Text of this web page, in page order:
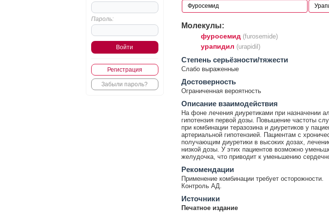
Пароль:
Регистрация
Забыли пароль?
Молекулы:
фуросемид (furosemide)
урапидил (urapidil)
Cтепень серьёзности/тяжести
Слабо выраженные
Достоверность
Ограниченная вероятность
Описание взаимодействия
На фоне лечения диуретиками при назначении
гипотензия первой дозы. Повышение частоты
при комбинации теразозина и диуретиков у
артериальной гипотензией. Пациентам с
получающим диуретики в высоких дозах,
низкой дозы. У этих пациентов возможно
желудочка, что приводит к уменьшению
Рекомендации
Применение комбинации требует осторожности.
Контроль АД.
Источники
Печатное издание